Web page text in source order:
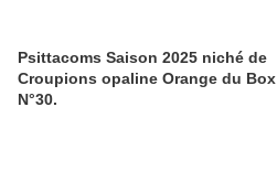
Psittacoms Saison 2025 niché de
Croupions opaline Orange du Box
N°30.